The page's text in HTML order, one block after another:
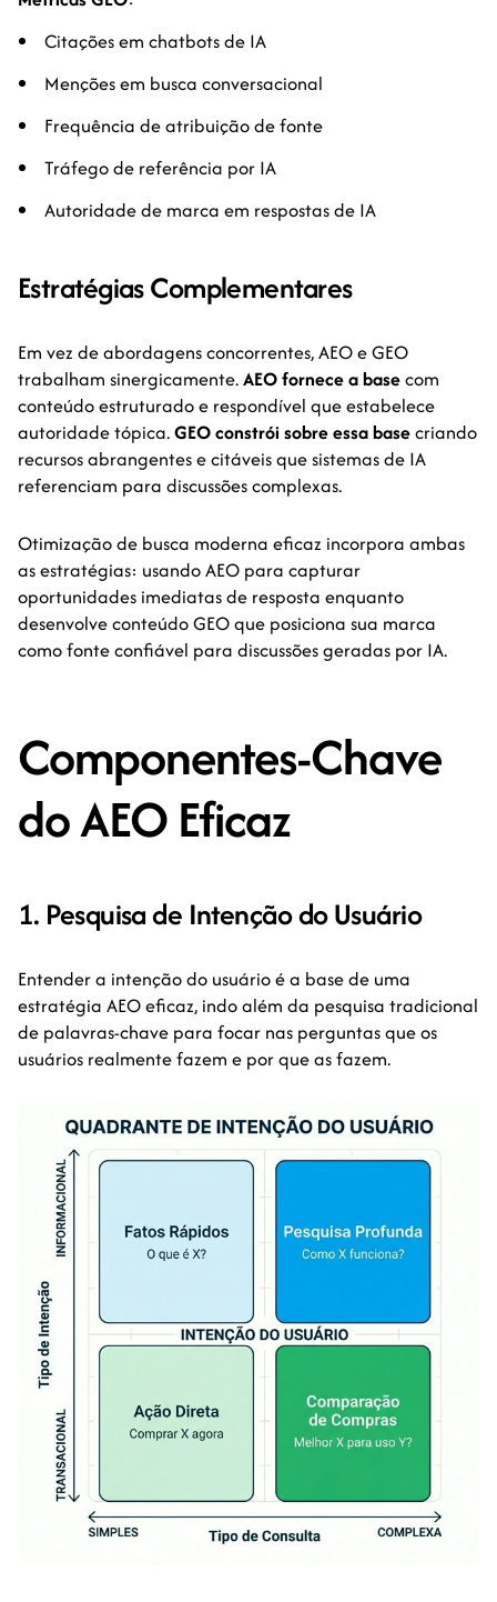
Citações em chatbots de IA
Menções em busca conversacional
Frequência de atribuição de fonte
Tráfego de referência por IA
Autoridade de marca em respostas de IA
Estratégias Complementares
Em vez de abordagens concorrentes, AEO e GEO
trabalham sinergicamente.AEO fornece a basecom
conteúdo estruturado e respondível que estabelece
autoridade tópica.GEO constrói sobre essa basecriando
recursos abrangentes e citáveis que sistemas de IA
referenciam para discussões complexas.
Otimização de busca moderna eficaz incorpora ambas
as estratégias: usando AEO para capturar
oportunidades imediatas de resposta enquanto
desenvolve conteúdo GEO que posiciona sua marca
como fonte confiável para discussões geradas por IA.
Componentes-Chave
do AEO Eficaz
1. Pesquisa de Intenção do Usuário
Entender a intenção do usuário é a base de uma
estratégia AEO eficaz, indo além da pesquisa tradicional
de palavras-chave para focar nas perguntas que os
usuários realmente fazem e por que as fazem.